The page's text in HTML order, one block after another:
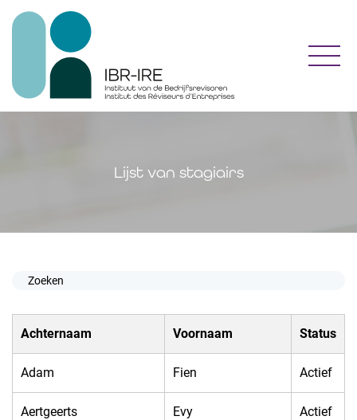
Lijst van stagiairs
Achternaam Voornaam Status
Adam Fien Actief
Aertgeerts Evy Actief